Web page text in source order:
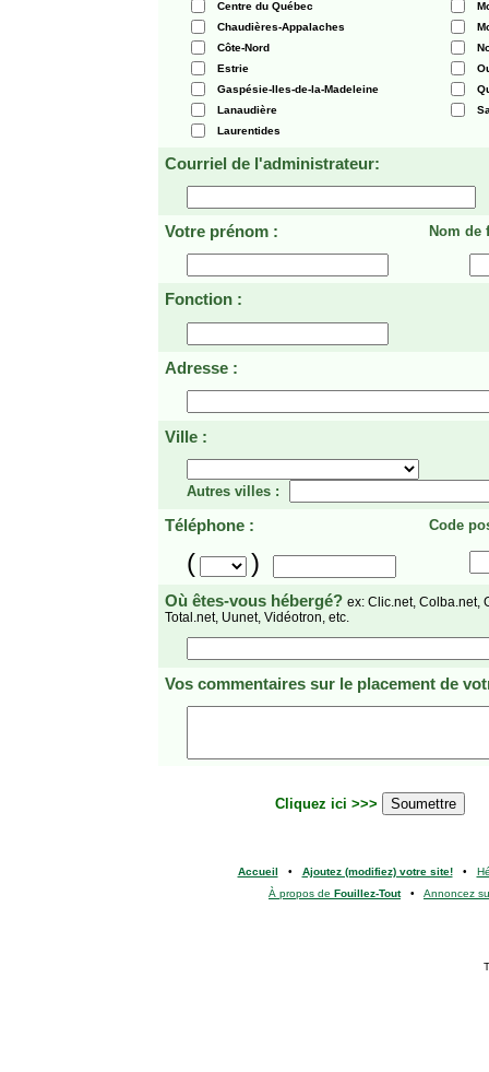
Centre du Québec
Chaudières-Appalaches
Côte-Nord
Estrie
Gaspésie-Iles-de-la-Madeleine
Lanaudière
Laurentides
Courriel de l'administrateur:
Votre prénom : Nom de
Fonction :
Adresse :
Ville :
Autres villes :
Téléphone : Code
( )
Où êtes-vous hébergé? ex: Clic.net, Colba.net,
Total.net, Uunet, Vidéotron, etc.
Vos commentaires sur le placement de
Cliquez ici >>>
Accueil • Ajoutez (modifiez) votre site!•
À propos de Fouillez-Tout• Annoncez